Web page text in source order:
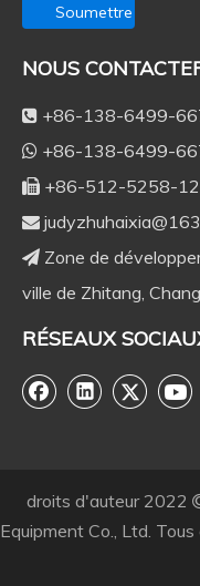
Soumettre
NOUS
 +86-138-6499-
 +86-138-6499-
 +86-512-5258-

 Zone de
ville de Zhitang,
RÉSEAUX
droits d'auteur 2022
Equipment Co., Ltd.